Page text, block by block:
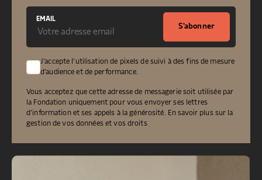
EMAIL
S'abonner
J'accepte l'utilisation de pixels de suivi à des fins de mesure
d'audience et de performance.
Vous acceptez que cette adresse de messagerie soit utilisée par
la Fondation uniquement pour vous envoyer ses lettres
d’information et ses appels à la générosité. En savoir plus sur la
gestion de vos données et vos droits